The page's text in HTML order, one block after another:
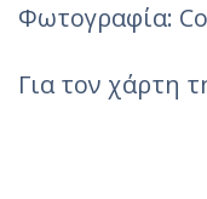
Φωτογραφία:
Για τον χάρτη